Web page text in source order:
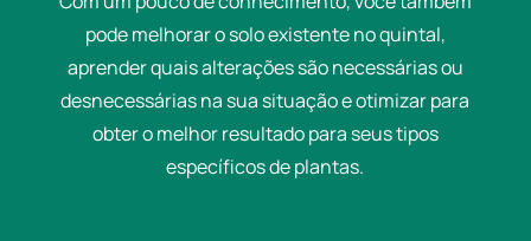
pode melhorar o solo existente no quintal,
aprender quais alterações são necessárias ou
desnecessárias na sua situação e otimizar para
obter o melhor resultado para seus tipos
específicos de plantas.